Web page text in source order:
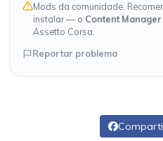
Mods da comunidade.
instalar — o Content Manager
Assetto Corsa.
Reportar problema